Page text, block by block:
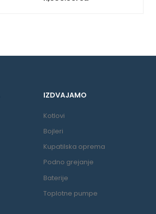
IZDVAJAMO
Kotlovi
Bojleri
Kupatilska oprema
Podno grejanje
Baterije
Toplotne pumpe